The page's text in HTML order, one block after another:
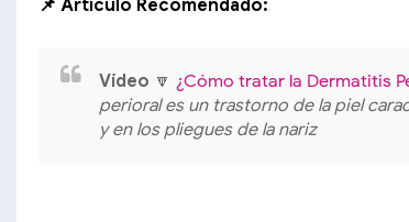
📌 Artículo Recomendado:
Vídeo 🔽 ¿Cómo tratar la Dermatitis
perioral es un trastorno de la piel
y en los pliegues de la nariz